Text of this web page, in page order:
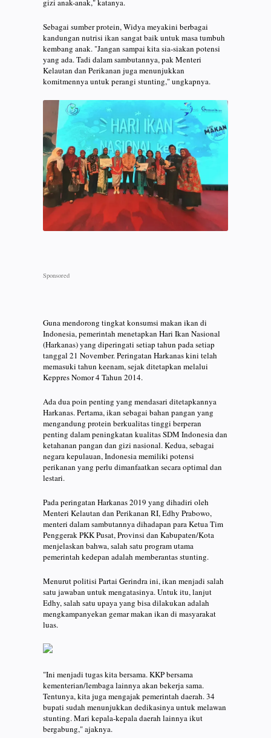
gizi anak-anak," katanya.
Sebagai sumber protein, Widya meyakini berbagai
kandungan nutrisi ikan sangat baik untuk masa tumbuh
kembang anak. "Jangan sampai kita sia-siakan potensi
yang ada. Tadi dalam sambutannya, pak Menteri
Kelautan dan Perikanan juga menunjukkan
komitmennya untuk perangi stunting," ungkapnya.
Guna mendorong tingkat konsumsi makan ikan di
Indonesia, pemerintah menetapkan Hari Ikan Nasional
(Harkanas) yang diperingati setiap tahun pada setiap
tanggal 21 November. Peringatan Harkanas kini telah
memasuki tahun keenam, sejak ditetapkan melalui
Keppres Nomor 4 Tahun 2014.
Ada dua poin penting yang mendasari ditetapkannya
Harkanas. Pertama, ikan sebagai bahan pangan yang
mengandung protein berkualitas tinggi berperan
penting dalam peningkatan kualitas SDM Indonesia dan
ketahanan pangan dan gizi nasional. Kedua, sebagai
negara kepulauan, Indonesia memiliki potensi
perikanan yang perlu dimanfaatkan secara optimal dan
lestari.
Pada peringatan Harkanas 2019 yang dihadiri oleh
Menteri Kelautan dan Perikanan RI, Edhy Prabowo,
menteri dalam sambutannya dihadapan para Ketua Tim
Penggerak PKK Pusat, Provinsi dan Kabupaten/Kota
menjelaskan bahwa, salah satu program utama
pemerintah kedepan adalah memberantas stunting.
Menurut politisi Partai Gerindra ini, ikan menjadi salah
satu jawaban untuk mengatasinya. Untuk itu, lanjut
Edhy, salah satu upaya yang bisa dilakukan adalah
mengkampanyekan gemar makan ikan di masyarakat
luas.
"Ini menjadi tugas kita bersama. KKP bersama
kementerian/lembaga lainnya akan bekerja sama.
Tentunya, kita juga mengajak pemerintah daerah. 34
bupati sudah menunjukkan dedikasinya untuk melawan
stunting. Mari kepala-kepala daerah lainnya ikut
bergabung," ajaknya.